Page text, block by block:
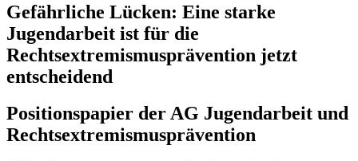
Gefährliche Lücken: Eine starke
Jugendarbeit ist für die
Rechtsextremismusprävention jetzt
entscheidend
Positionspapier der AG Jugendarbeit und
Rechtsextremismusprävention